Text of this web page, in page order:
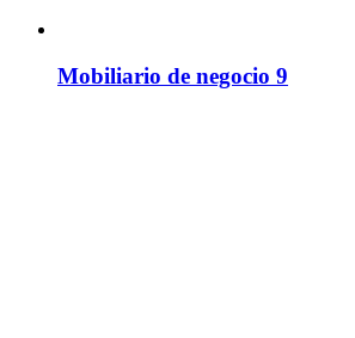
Mobiliario de negocio 9